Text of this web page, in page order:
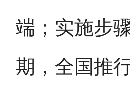
端；实施步
期，全国推